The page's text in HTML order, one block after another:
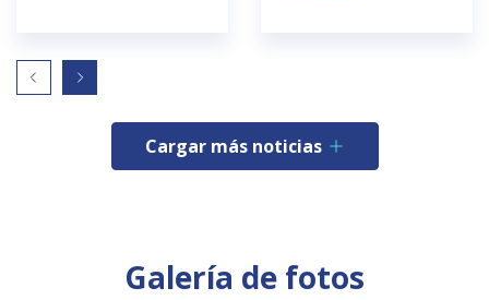
Cargar más noticias
Galería de fotos